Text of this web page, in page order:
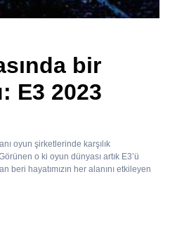
bir
E3 2023
oyun şirketlerinde karşılık
o ki oyun dünyası artık E3’ü
beri hayatımızın her alanını etkileyen